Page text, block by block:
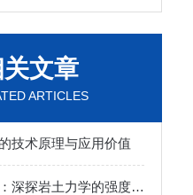
文章
ARTICLES
技术原理与应用价值
高压直剪仪：深探岩土力学的强度标尺